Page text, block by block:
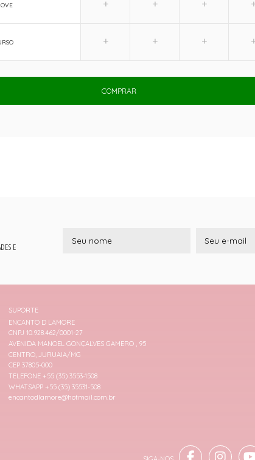
COMPRAR
E
SUPORTE
ENCANTO D LAMORE
CNPJ 10.928.462/0001-27
AVENIDA MANOEL GONÇALVES GAMERO , 95
CENTRO, JURUAIA/MG
CEP 37805-000
TELEFONE +55 (35) 3553-1508
WHATSAPP +55 (35) 35531-508
encantodlamore@hotmail.com.br